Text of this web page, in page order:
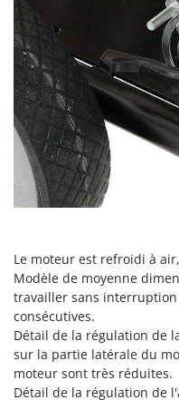
Machines sous vide
Motobineuses
Motoculteurs
Motofaucheuses
Motopompes pour
Moulins à céréales
Moulins à farine
Nettoyeurs haute
Nettoyeurs tapis,
P
Peignes vibreurs et
Pelles rétros pour
FARMER
FBC
Ferrari Group
Ferroni
Ferrua
FIAC
FIEM
FINI
Fiorentini
Fiskars
Flymo
Fontana Forni
Forest Master
Le moteur est refroidi à
Modèle de moyenne
travailler sans
consécutives.
Détail de la régulation de
sur la partie latérale du
moteur sont très réduites.
Détail de la régulation de